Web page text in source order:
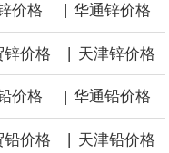
农就业数据，以寻找美国利率前
·辛普森表示，中东和平前景改善
价格 华通锌价格
锌价格 | 天津锌价格
价格 | 华通铅价格
铅价格 天津铅价格